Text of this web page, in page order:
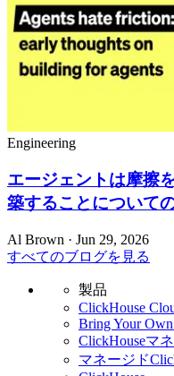
Engineering
エージェントは摩擦
築することについて
Al Brown · Jun 29, 2026
すべてのブログを見る
製品
ClickHouse
Bring Your
ClickHouseマ
マネージド